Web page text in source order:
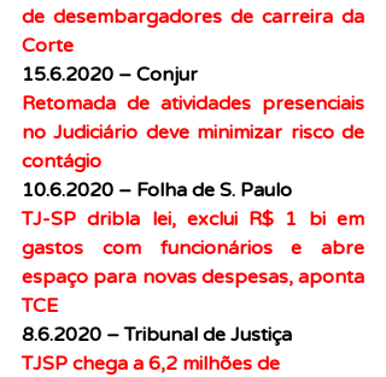
de desembargadores de carreira da
Corte
15.6.2020 – Conjur
Retomada de atividades presenciais
no Judiciário deve minimizar risco de
contágio
10.6.2020 – Folha de S. Paulo
TJ-SP dribla lei, exclui R$ 1 bi em
gastos com funcionários e abre
espaço para novas despesas, aponta
TCE
8.6.2020 – Tribunal de Justiça
TJSP chega a 6,2 milhões de